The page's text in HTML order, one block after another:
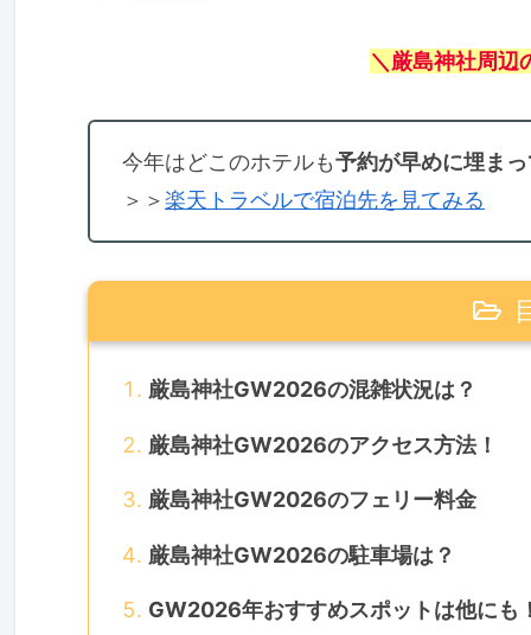
＼厳島神社周辺
今年はどこのホテルも予約が早めに埋ま
＞＞楽天トラベルで宿泊先を見てみる
厳島神社GW2026の混雑状況は？
厳島神社GW2026のアクセス方法！
厳島神社GW2026のフェリー料金
厳島神社GW2026の駐車場は？
GW2026年おすすめスポットは他にも